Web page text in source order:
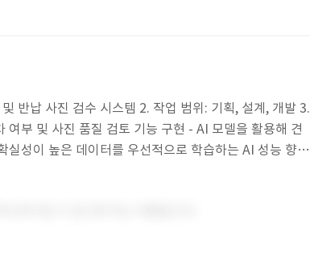
반납 사진 검수 시스템 2. 작업 범위: 기획, 설계, 개발 3.
부 및 사진 품질 검토 기능 구현 - AI 모델을 활용해 견
성이 높은 데이터를 우선적으로 학습하는 AI 성능 향상